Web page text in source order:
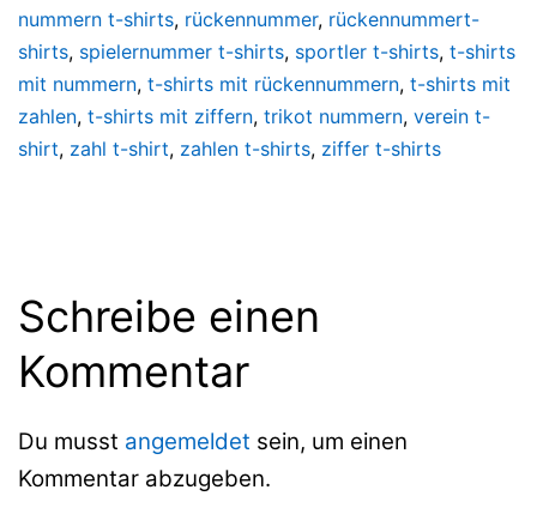
nummern t-shirts, rückennummer, rückennummert-
shirts, spielernummer t-shirts, sportler t-shirts, t-shirts
mit nummern, t-shirts mit rückennummern, t-shirts mit
zahlen, t-shirts mit ziffern, trikot nummern, verein t-
shirt, zahl t-shirt, zahlen t-shirts, ziffer t-shirts
Schreibe einen
Kommentar
Du musst angemeldet sein, um einen
Kommentar abzugeben.